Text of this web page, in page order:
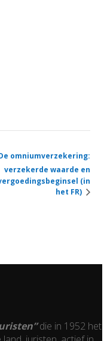
omniumverzekering:
verzekerde waarde en
(in
het FR)
die in 1952 het